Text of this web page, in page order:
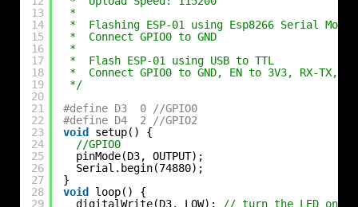
13
14
15
16
17
18
19
20
21
22
23
24
25
26
27
28
29
*
*  Flashing ESP-01 using Esp8266 Serial
*  Connect GPIO0 to GND
*
*  Flash ESP-01 using USB to TTL
*  Connect GPIO0 to GND, EN to 3V3, RX-TX,
*/
#define D3  0 //GPIO0
#define D4  2 //GPIO2
void
setup() {
//GPIO0
pinMode(D3, OUTPUT);
Serial.begin(74880);
}
void
loop() {
digitalWrite(D3, LOW);
// turn the LED on